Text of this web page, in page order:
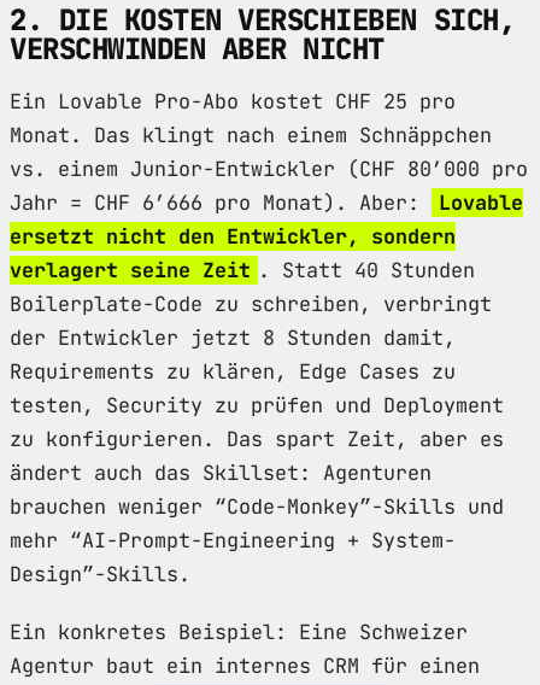
2. DIE KOSTEN VERSCHIEBEN SICH,
VERSCHWINDEN ABER NICHT
Ein Lovable Pro-Abo kostet CHF 25 pro
Monat. Das klingt nach einem Schnäppchen
vs. einem Junior-Entwickler (CHF 80’000 pro
Jahr = CHF 6’666 pro Monat). Aber:
Lovable
ersetzt nicht den Entwickler, sondern
verlagert seine Zeit . Statt 40 Stunden
Boilerplate-Code zu schreiben, verbringt
der Entwickler jetzt 8 Stunden damit,
Requirements zu klären, Edge Cases zu
testen, Security zu prüfen und Deployment
zu konfigurieren. Das spart Zeit, aber es
ändert auch das Skillset: Agenturen
brauchen weniger “Code-Monkey”-Skills und
mehr “AI-Prompt-Engineering + System-
Design”-Skills.
Ein konkretes Beispiel: Eine Schweizer
Agentur baut ein internes CRM für einen